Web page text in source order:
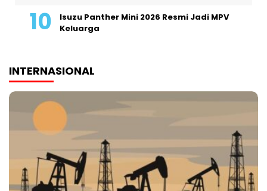
Isuzu Panther Mini 2026 Resmi Jadi MPV
Keluarga
INTERNASIONAL